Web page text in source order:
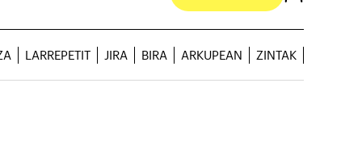
LARREPETIT JIRA BIRA ARKUPEAN ZINTAK